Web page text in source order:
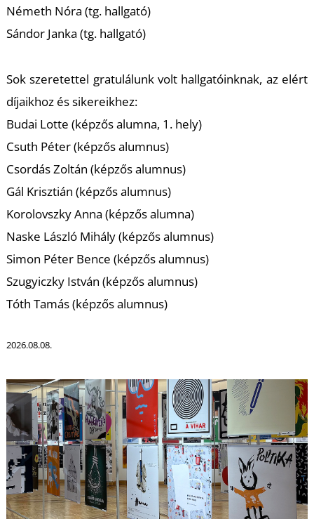
Németh Nóra (tg. hallgató)
Sándor Janka (tg. hallgató)
Sok szeretettel gratulálunk volt hallgatóinknak, az elért
díjaikhoz és sikereikhez:
Budai Lotte (képzős alumna, 1. hely)
Csuth Péter (képzős alumnus)
Csordás Zoltán (képzős alumnus)
Gál Krisztián (képzős alumnus)
Korolovszky Anna (képzős alumna)
Naske László Mihály (képzős alumnus)
Simon Péter Bence (képzős alumnus)
Szugyiczky István (képzős alumnus)
Tóth Tamás (képzős alumnus)
2026.08.08.